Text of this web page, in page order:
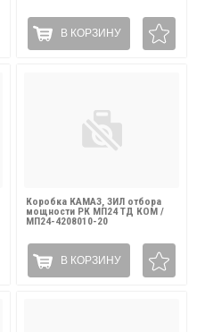
В КОРЗИНУ
Коробка КАМАЗ, ЗИЛ отбора
мощности РК МП24 ТД КОМ /
МП24-4208010-20
В КОРЗИНУ